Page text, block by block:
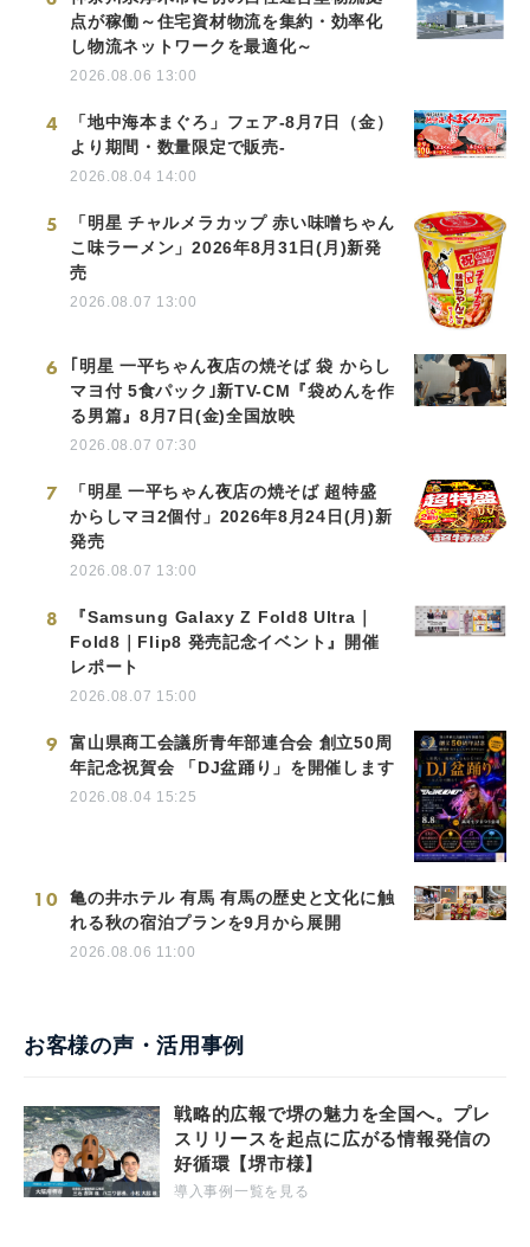
点が稼働～住宅資材物流を集約・効率化
し物流ネットワークを最適化～
2026.08.06 13:00
4
「地中海本まぐろ」フェア-8月7日（金）
より期間・数量限定で販売-
2026.08.04 14:00
5
「明星 チャルメラカップ 赤い味噌ちゃん
こ味ラーメン」2026年8月31日(月)新発
売
2026.08.07 13:00
6
｢明星 一平ちゃん夜店の焼そば 袋 からし
マヨ付 5食パック｣新TV-CM『袋めんを作
る男篇』8月7日(金)全国放映
2026.08.07 07:30
7
「明星 一平ちゃん夜店の焼そば 超特盛
からしマヨ2個付」2026年8月24日(月)新
発売
2026.08.07 13:00
8
『Samsung Galaxy Z Fold8 Ultra｜
Fold8｜Flip8 発売記念イベント』開催
レポート
2026.08.07 15:00
9
富山県商工会議所青年部連合会 創立50周
年記念祝賀会 「DJ盆踊り」を開催します
2026.08.04 15:25
10
亀の井ホテル 有馬 有馬の歴史と文化に触
れる秋の宿泊プランを9月から展開
2026.08.06 11:00
お客様の声・活用事例
戦略的広報で堺の魅力を全国へ。プレ
スリリースを起点に広がる情報発信の
好循環【堺市様】
導入事例一覧を見る
English